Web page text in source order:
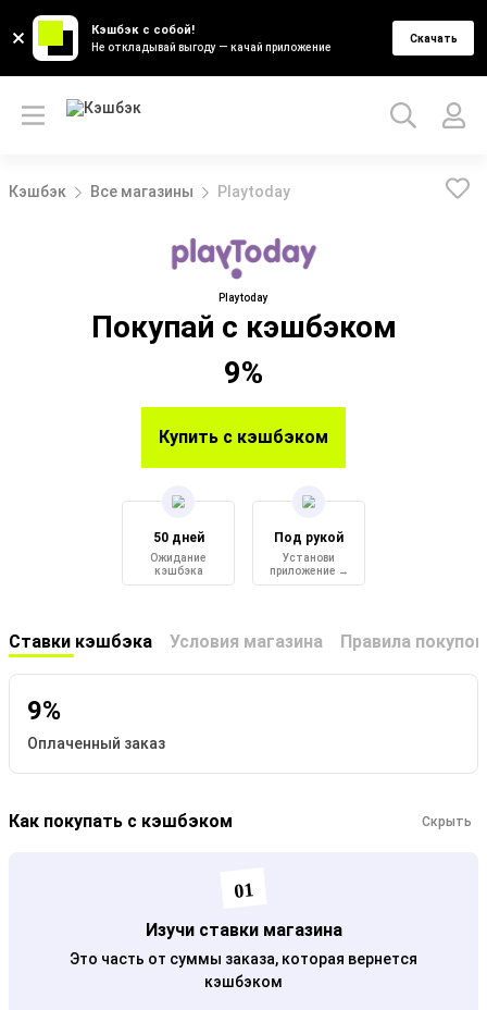
Кэшбэк с собой!
Не откладывай выгоду — качай приложение
Скачать
Кэшбэк Все магазины Playtoday
Playtoday
Покупай с кэшбэком
9%
Купить с кэшбэком
50 дней
Ожидание
кэшбэка
Под рукой
Установи
приложение →
Ставки кэшбэка Условия магазина Правила покупок
9%
Оплаченный заказ
Как покупать с кэшбэком Скрыть
01
Изучи ставки магазина
Это часть от суммы заказа, которая вернется
кэшбэком